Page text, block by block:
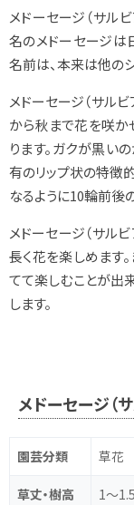
メドーセージ（サル
名のメドーセージは
名前は、本来は他の
メドーセージ（サル
から秋まで花を咲か
ります。ガクが黒い
有のリップ状の特徴
なるように10輪前後
メドーセージ（サル
長く花を楽しめます
てて楽しむことが出
します。
メドーセージ（
園芸分類 草花
草丈・樹高 1～